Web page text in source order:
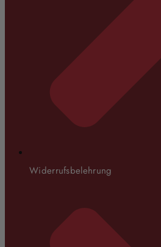
Widerrufsbelehrung